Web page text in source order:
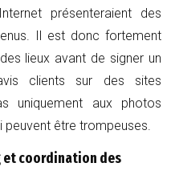
présenteraient des
Il est donc fortement
lieux avant de signer un
clients sur des sites
uniquement aux photos
peuvent être trompeuses.
coordination des